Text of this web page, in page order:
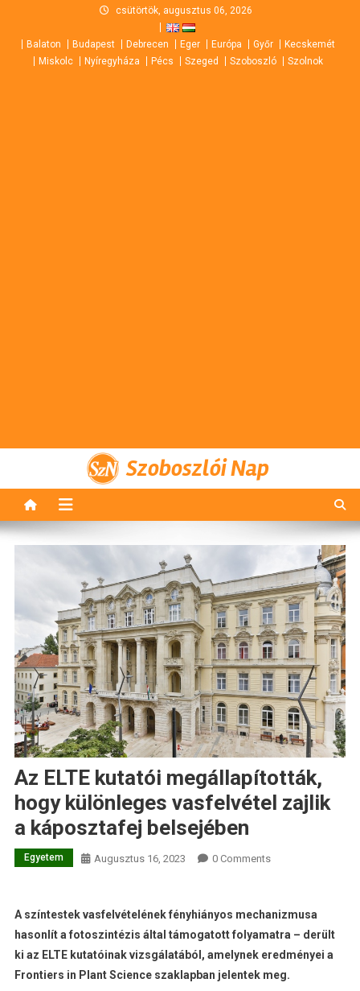
content
csütörtök, augusztus 06, 2026
Balaton Budapest Debrecen Eger Európa Győr
Kecskemét
Miskolc
Nyíregyháza Pécs Szeged Szoboszló Szolnok
Szoboszlói Nap
Az ELTE kutatói megállapították,
hogy különleges vasfelvétel zajlik
a káposztafej belsejében
Egyetem Augusztus 16, 2023 0 Comments
A színtestek vasfelvételének fényhiányos mechanizmusa
hasonlít a fotoszintézis által támogatott folyamatra – derült
ki az ELTE kutatóinak vizsgálatából, amelynek eredményei a
Frontiers in Plant Science szaklapban jelentek meg.